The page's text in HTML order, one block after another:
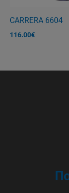
CARRERA 6604
116.00€